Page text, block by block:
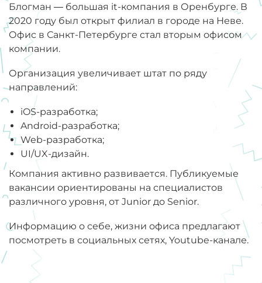
Блогман — большая it-компания в Оренбурге. В
2020 году был открыт филиал в городе на Неве.
Офис в Санкт-Петербурге стал вторым офисом
компании.
Организация увеличивает штат по ряду
направлений:
iOS-разработка;
Android-разработка;
Web-разработка;
UI/UX-дизайн.
Компания активно развивается. Публикуемые
вакансии ориентированы на специалистов
различного уровня, от Junior до Senior.
Информацию о себе, жизни офиса предлагают
посмотреть в социальных сетях, Youtube-канале.